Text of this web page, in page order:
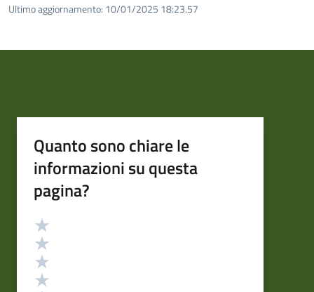
Ultimo aggiornamento: 10/01/2025 18:23.57
Quanto sono chiare le
informazioni su questa
pagina?
Valutazione